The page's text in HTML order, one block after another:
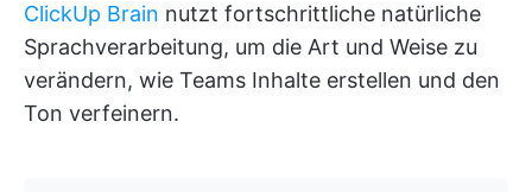
ClickUp Brain nutzt fortschrittliche natürliche
Sprachverarbeitung, um die Art und Weise zu
verändern, wie Teams Inhalte erstellen und den
Ton verfeinern.